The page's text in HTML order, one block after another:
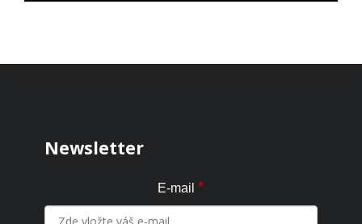
Newsletter
E-mail *